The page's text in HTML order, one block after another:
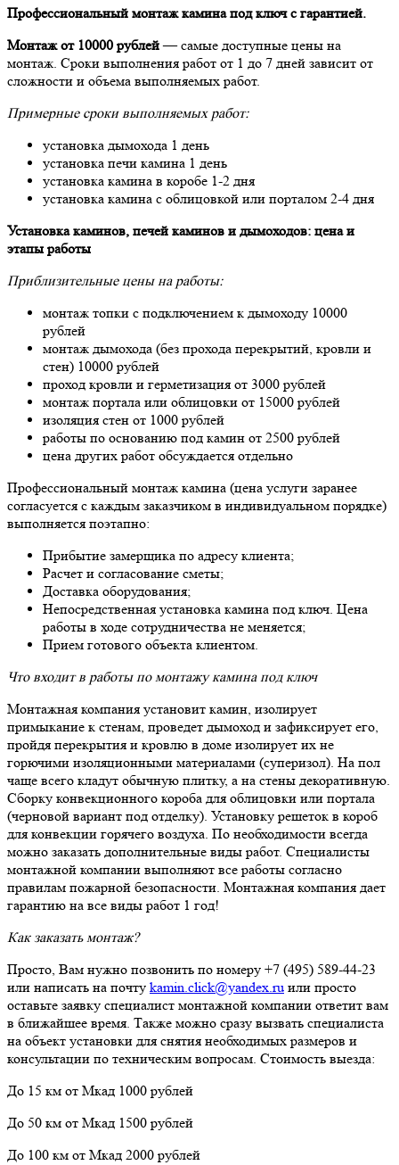
Профессиональный монтаж камина под ключ с гарантией.
Монтаж от 10000 рублей— самые доступные цены на
монтаж. Сроки выполнения работ от 1 до 7 дней зависит от
сложности и объема выполняемых работ.
Примерные сроки выполняемых работ:
установка дымохода 1 день
установка печи камина 1 день
установка камина в коробе 1-2 дня
установка камина с облицовкой или порталом 2-4 дня
Установка каминов, печей каминов и дымоходов: цена и
этапы работы
Приблизительные цены на работы:
монтаж топки с подключением к дымоходу 10000
рублей
монтаж дымохода (без прохода перекрытий, кровли и
стен) 10000 рублей
проход кровли и герметизация от 3000 рублей
монтаж портала или облицовки от 15000 рублей
изоляция стен от 1000 рублей
работы по основанию под камин от 2500 рублей
цена других работ обсуждается отдельно
Профессиональный монтаж камина (цена услуги заранее
согласуется с каждым заказчиком в индивидуальном порядке)
выполняется поэтапно:
Прибытие замерщика по адресу клиента;
Расчет и согласование сметы;
Доставка оборудования;
Непосредственная установка камина под ключ. Цена
работы в ходе сотрудничества не меняется;
Прием готового объекта клиентом.
Что входит в работы по монтажу камина под ключ
Монтажная компания установит камин, изолирует
примыкание к стенам, проведет дымоход и зафиксирует его,
пройдя перекрытия и кровлю в доме изолирует их не
горючими изоляционными материалами (суперизол). На пол
чаще всего кладут обычную плитку, а на стены декоративную.
Сборку конвекционного короба для облицовки или портала
(черновой вариант под отделку). Установку решеток в короб
для конвекции горячего воздуха. По необходимости всегда
можно заказать дополнительные виды работ. Специалисты
монтажной компании выполняют все работы согласно
правилам пожарной безопасности. Монтажная компания дает
гарантию на все виды работ 1 год!
Как заказать монтаж?
Просто, Вам нужно позвонить по номеру +7 (495) 589-44-23
или написать на почту kamin.click@yandex.ru или просто
оставьте заявку специалист монтажной компании ответит вам
в ближайшее время. Также можно сразу вызвать специалиста
на объект установки для снятия необходимых размеров и
консультации по техническим вопросам. Стоимость выезда:
До 15 км от Мкад 1000 рублей
До 50 км от Мкад 1500 рублей
До 100 км от Мкад 2000 рублей